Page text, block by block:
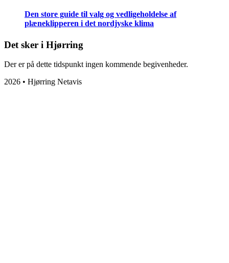
Den store guide til valg og vedligeholdelse af
plæneklipperen i det nordjyske klima
Det sker i Hjørring
Der er på dette tidspunkt ingen kommende begivenheder.
2026 • Hjørring Netavis